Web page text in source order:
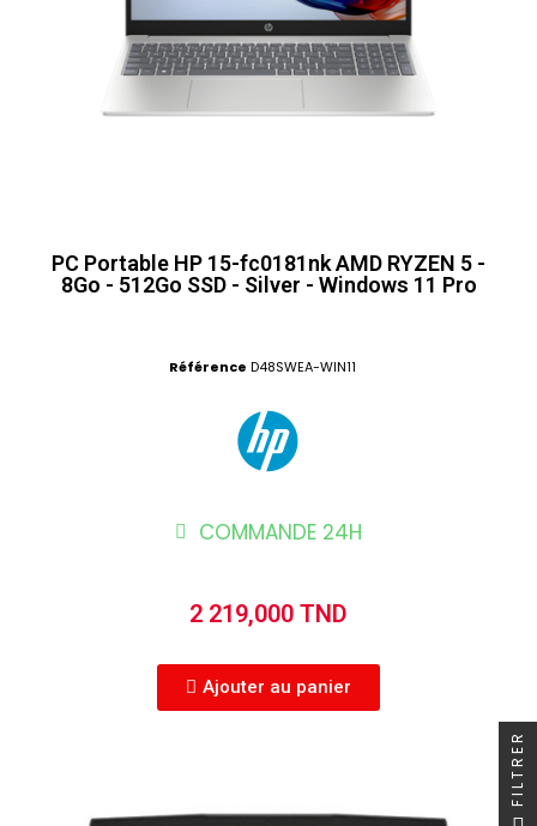
PC Portable HP 15-fc0181nk AMD RYZEN 5 -
8Go - 512Go SSD - Silver - Windows 11 Pro
Référence D48SWEA-WIN11
COMMANDE 24H
2 219,000 TND
Ajouter au panier
FILTRER